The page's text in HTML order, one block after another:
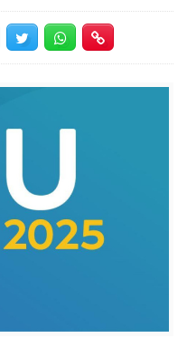
FacebookTwitter Whatsapp